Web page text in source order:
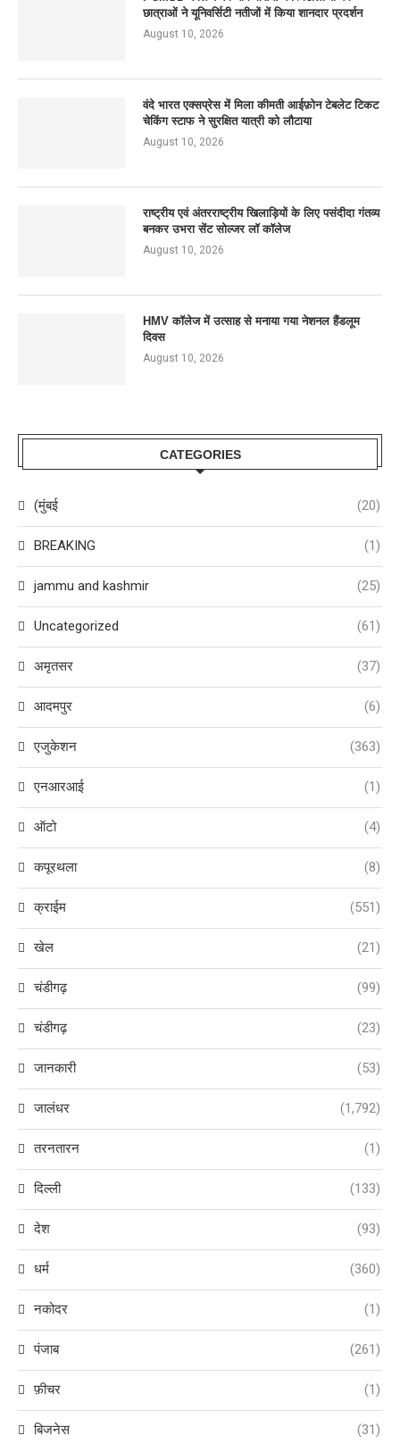
छात्राओं ने यूनिवर्सिटी नतीजों में किया शानदार प्रदर्शन
August 10, 2026
वंदे भारत एक्सप्रेस में मिला कीमती आईफ़ोन टेबलेट टिकट
चेकिंग स्टाफ ने सुरक्षित यात्री को लौटाया
August 10, 2026
राष्ट्रीय एवं अंतरराष्ट्रीय खिलाड़ियों के लिए पसंदीदा गंतव्य
बनकर उभरा सेंट सोल्जर लॉ कॉलेज
August 10, 2026
HMV कॉलेज में उत्साह से मनाया गया नेशनल हैंडलूम
दिवस
August 10, 2026
CATEGORIES
(मुंबई (20)
BREAKING (1)
jammu and kashmir (25)
Uncategorized (61)
अमृतसर (37)
आदमपुर (6)
एजुकेशन (363)
एनआरआई (1)
ऑटो (4)
कपूरथला (8)
क्राईम (551)
खेल (21)
चंडीगढ़ (99)
चंडीगढ़ (23)
जानकारी (53)
जालंधर (1,792)
तरनतारन (1)
दिल्ली (133)
देश (93)
धर्म (360)
नकोदर (1)
पंजाब (261)
फ़ीचर (1)
बिजनेस (31)